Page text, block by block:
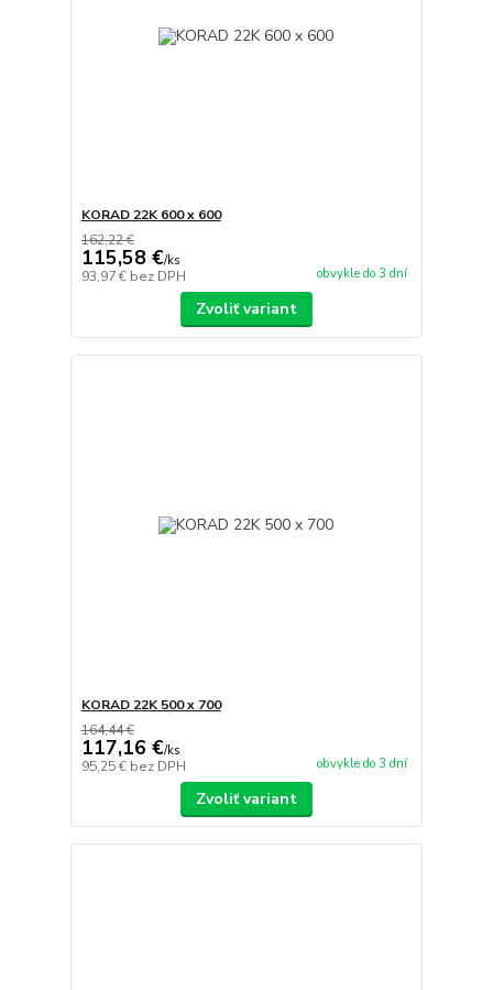
KORAD 22K 600 x 600
162,22 €
115,58 €/ks
93,97 € bez DPH obvykle do 3 dní
Zvoliť variant
KORAD 22K 500 x 700
164,44 €
117,16 €/ks
95,25 € bez DPH obvykle do 3 dní
Zvoliť variant